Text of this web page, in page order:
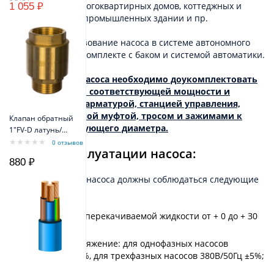
1 055 ₽
Клапан обратный
1"FV-D латунь/
внеш резьба0 отзывов
880 ₽
водоснабжения многоквартирных домов, коттеджных и
дачных поселков, промышленных здании и пр.
Возможно использование насоса в системе автономного
водоснабжения в комплекте с баком и системой автоматики.
Для установки насоса необходимо доукомплектовать
насос двигателем соответствующей мощности и
трубопроводной арматурой, станцией управления,
кабелем, кабельной муфтой, тросом и зажимами к
тросу соответствующего диаметра.
Условия эксплуатации насоса:
При эксплуатации насоса должны соблюдаться следующие
требования:
Температура перекачиваемой жидкости от + 0 до + З0
Рабочее напряжение: для однофазных насосов
220В/50Гц ±5%, для трехфазных насосов 380В/50Гц ±5%;